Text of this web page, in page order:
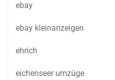
ebay
ebay kleinanzeigen
ehrich
eichenseer umzüge